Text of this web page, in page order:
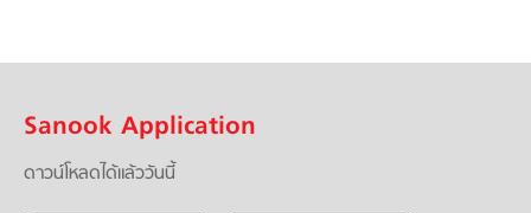
Sanook Application
ดาวน์โหลดได้แล้ววันนี้